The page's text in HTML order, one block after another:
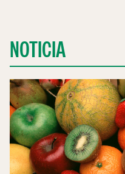
NOTICIA